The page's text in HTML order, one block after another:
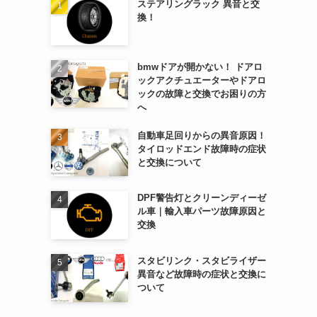
ステアリングラック 異音と交
換！
bmwドアが開かない！ ドアロ
ックアクチュエーターやドアロ
ックの故障と交換でお困りの方
へ
自動車足回りからの異音原因！
タイロッドエンド故障時の症状
と交換について
DPF警告灯とクリーンディーゼ
ル車｜輸入車パーツ故障原因と
交換
スタビリンク・スタビライザー
異音など故障時の症状と交換に
ついて